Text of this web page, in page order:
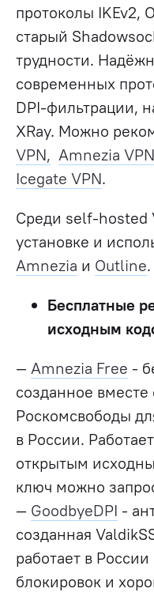
протоколы IKEv2,
старый
трудности.
современных
DPI-фильтрации,
XRay. Можно
VPN, Amnezia VPN
Icegate VPN.
Среди self-hosted
установке и
Amnezia и Outline.
Бесплатные
исходным
— Amnezia Free -
созданное
Роскомсвободы
в России.
открытым
ключ можно
— GoodbyeDPI -
созданная
работает в
блокировок и